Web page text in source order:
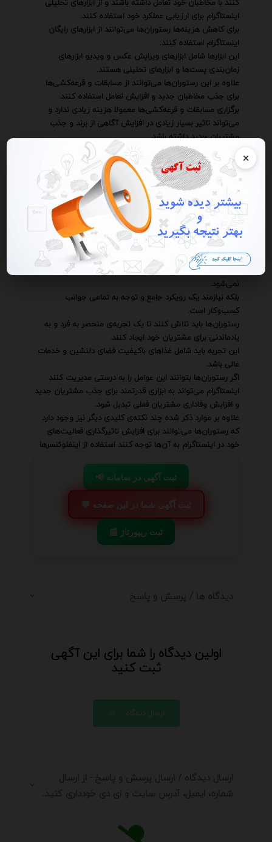
×
اینستاگرام برای ارزیابی عملکرد خود استفاده کنند.
برای کاهش هزینه‌ها رستوران‌ها می‌توانند از ابزارهای رایگان
اینستاگرام استفاده کنند.
این ابزارها شامل ابزارهای ویرایش عکس و ویدیو ابزارهای
زمان‌بندی پست‌ها و ابزارهای تحلیلی هستند.
علاوه بر این رستوران‌ها می‌توانند از مسابقات و قرعه‌کشی‌ها
برای جذب مخاطبان جدید و افزایش تعامل استفاده کنند.
برگزاری مسابقات و قرعه‌کشی‌ها معمولا هزینه زیادی ندارد و
می‌تواند تاثیر بسیار زیادی در افزایش آگاهی از برند و جذب
مشتریان جدید داشته باشد.
همچنین استفاده از تبلیغات هدفمند در اینستاگرام می‌تواند به
جذب مشتریان محلی کمک کند.
تبلیغات هدفمند به رستوران‌ها این امکان را می‌دهد که تبلیغات
خود را به کاربرانی که در یک منطقه‌ی خاص زندگی می‌کنند
نشان دهند.
این نوع تبلیغات می‌تواند بسیار موثر و مقرون به صرفه باشد
زیرا تنها به کاربرانی نشان داده می‌شود که به احتمال زیاد به
رستوران علاقه دارند.
باید به این نکته توجه داشت که موفقیت در اینستاگرام تنها به
تولید محتوای جذاب و استفاده از ابزارهای تبلیغاتی محدود
نمی‌شود.
بلکه نیازمند یک رویکرد جامع و توجه به تمامی جوانب
کسب‌وکار است.
رستوران‌ها باید تلاش کنند تا یک تجربه‌ی منحصر به فرد و به
یادماندنی برای مشتریان خود ایجاد کنند.
این تجربه باید شامل غذاهای باکیفیت فضای دلنشین و خدمات
عالی باشد.
اگر رستوران‌ها بتوانند این عوامل را به درستی مدیریت کنند
اینستاگرام می‌تواند به ابزاری قدرتمند برای جذب مشتریان جدید
و افزایش وفاداری مشتریان فعلی تبدیل شود.
علاوه بر موارد ذکر شده چند نکته‌ی کلیدی دیگر نیز وجود دارد
که رستوران‌ها می‌توانند برای افزایش تاثیرگذاری فعالیت‌های
خود در اینستاگرام به آن‌ها توجه کنند استفاده از اینفلوئنسرها
📢 ثبت آگهی در سامانه
💬 ثبت آگهی شما در این صفحه
📰 ثبت ریپورتاژ
دیدگاه ها / پرسش و پاسخ
اولین دیدگاه را شما برای این آگهی
ثبت کنید
ارسال دیدگاه
ارسال دیدگاه / ارسال پرسش و پاسخ - از ارسال
شماره، ایمیل، آدرس سایت و ای دی خودداری کنید.